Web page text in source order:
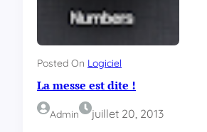
Posted On Logiciel
La messe est dite !
Admin
juillet 20, 2013